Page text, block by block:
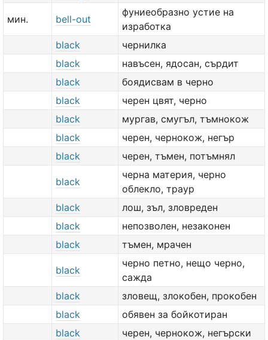
мин. bell-out
фуниеобразно устие на
изработка
black
чернилка
black
навъсен, ядосан, сърдит
black
боядисвам в черно
black
черен цвят, черно
black
мургав, смугъл, тъмнокож
black
черен, чернокож, негър
black
черен, тъмен, потъмнял
black
черна материя, черно
облекло, траур
black
лош, зъл, зловреден
black
непозволен, незаконен
black
тъмен, мрачен
black
черно петно, нещо черно,
сажда
black
зловещ, злокобен, прокобен
black
обявен за бойкотиран
black
черен, чернокож, негърски